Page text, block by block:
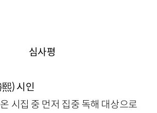
심사평
) 시인
시집 중 먼저 집중 독해 대상으로